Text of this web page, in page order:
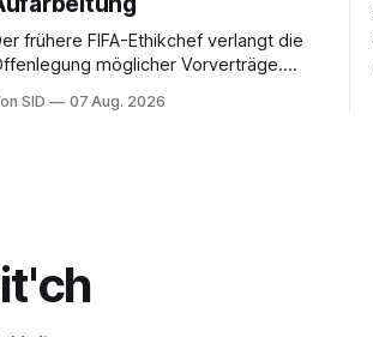
frühere FIFA-Ethikchef verlangt die
möglicher Vorverträge.
Rolle entscheidend sein.
SID 07 Aug. 2026